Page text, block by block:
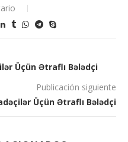
Üçün Ətraflı Bələdçi
Publicación siguiente
Üçün Ətraflı Bələdçi